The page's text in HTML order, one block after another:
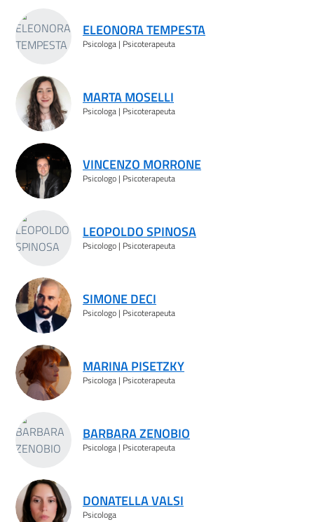
ELEONORA TEMPESTA
Psicologa | Psicoterapeuta
MARTA MOSELLI
Psicologa | Psicoterapeuta
VINCENZO MORRONE
Psicologo | Psicoterapeuta
LEOPOLDO SPINOSA
Psicologo | Psicoterapeuta
SIMONE DECI
Psicologo | Psicoterapeuta
MARINA PISETZKY
Psicologa | Psicoterapeuta
BARBARA ZENOBIO
Psicologa | Psicoterapeuta
DONATELLA VALSI
Psicologa